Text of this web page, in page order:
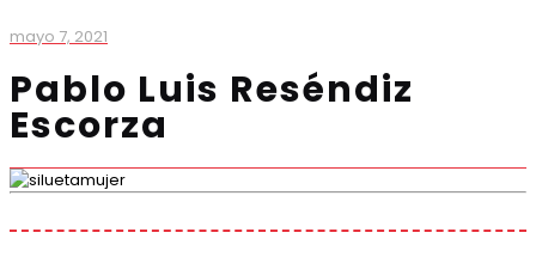
mayo 7, 2021
Pablo Luis Reséndiz
Escorza